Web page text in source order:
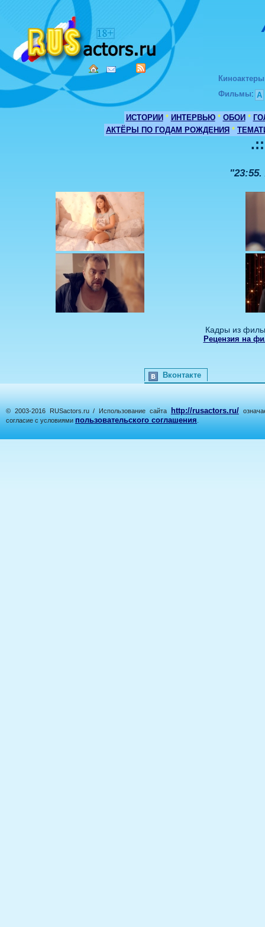
Киноактеры
Фильмы: А
ИСТОРИИ * ИНТЕРВЬЮ * ОБОИ *
АКТЁРЫ ПО ГОДАМ РОЖДЕНИЯ *
Кадры из
Рецензия на
Вконтакте
© 2003-2016 RUSactors.ru / Использование сайта http://rusactors.ru/
согласие с условиями пользовательского соглашения